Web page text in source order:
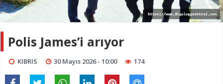
Polis James’i arıyor
KIBRIS 30 Mayıs 2026 - 10:00 174